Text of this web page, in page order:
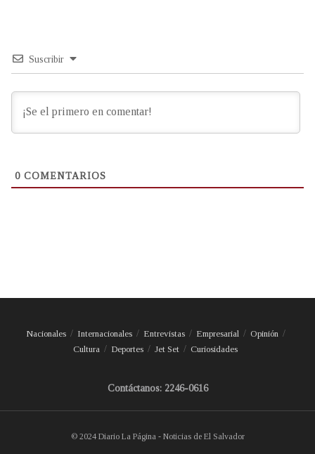
Suscribir
0 COMENTARIOS
Nacionales Internacionales Entrevistas Empresarial
Opinión
Cultura
Deportes Jet Set Curiosidades
Contáctanos: 2246-0616
© 2024 Diario La Página - Noticias de El Salvador